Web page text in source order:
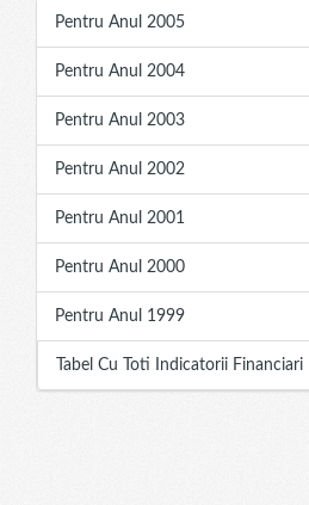
Pentru Anul 2005
Pentru Anul 2004
Pentru Anul 2003
Pentru Anul 2002
Pentru Anul 2001
Pentru Anul 2000
Pentru Anul 1999
Tabel Cu Toti Indicatorii Financiari